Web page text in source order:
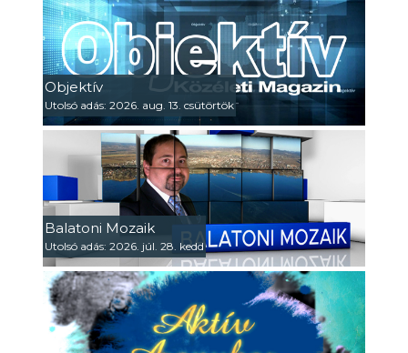
Objektív
Utolsó adás: 2026. aug. 13. csütörtök
Balatoni Mozaik
Utolsó adás: 2026. júl. 28. kedd